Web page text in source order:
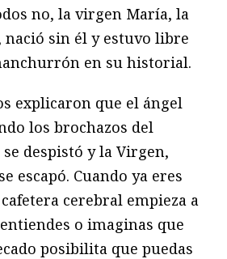
no, la virgen María, la
nació sin él y estuvo libre
en su historial.
explicaron que el ángel
los brochazos del
despistó y la Virgen,
escapó. Cuando ya eres
cerebral empieza a
o imaginas que
posibilita que puedas